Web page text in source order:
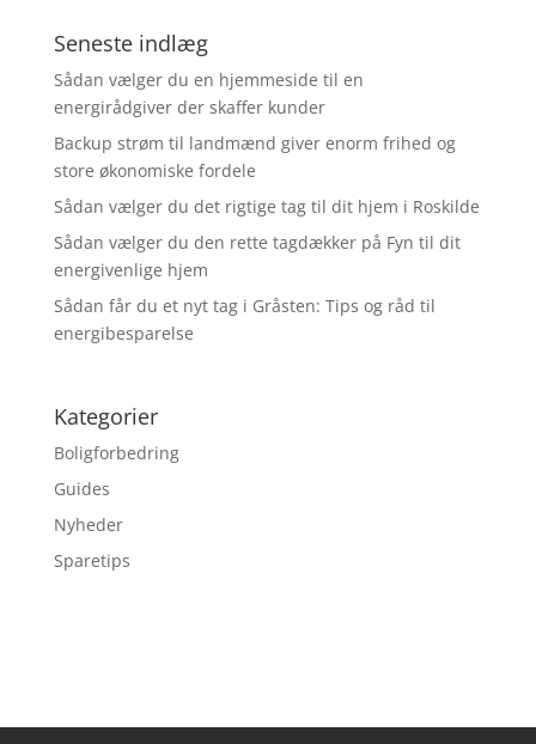
Seneste indlæg
Sådan vælger du en hjemmeside til en
energirådgiver der skaffer kunder
Backup strøm til landmænd giver enorm frihed og
store økonomiske fordele
Sådan vælger du det rigtige tag til dit hjem i Roskilde
Sådan vælger du den rette tagdækker på Fyn til dit
energivenlige hjem
Sådan får du et nyt tag i Gråsten: Tips og råd til
energibesparelse
Kategorier
Boligforbedring
Guides
Nyheder
Sparetips